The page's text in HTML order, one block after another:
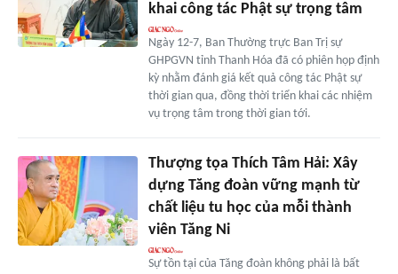
khai công tác Phật sự trọng tâm
Ngày 12-7, Ban Thường trực Ban Trị sự
GHPGVN tỉnh Thanh Hóa đã có phiên họp định
kỳ nhằm đánh giá kết quả công tác Phật sự
thời gian qua, đồng thời triển khai các nhiệm
vụ trọng tâm trong thời gian tới.
Thượng tọa Thích Tâm Hải: Xây
dựng Tăng đoàn vững mạnh từ
chất liệu tu học của mỗi thành
viên Tăng Ni
Sự tồn tại của Tăng đoàn không phải là bất